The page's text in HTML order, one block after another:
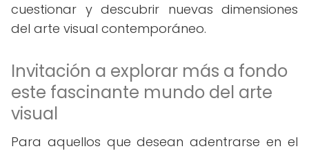
cuestionar y descubrir nuevas dimensiones
del arte visual contemporáneo.
Invitación a explorar más a fondo
este fascinante mundo del arte
visual
Para aquellos que desean adentrarse en el